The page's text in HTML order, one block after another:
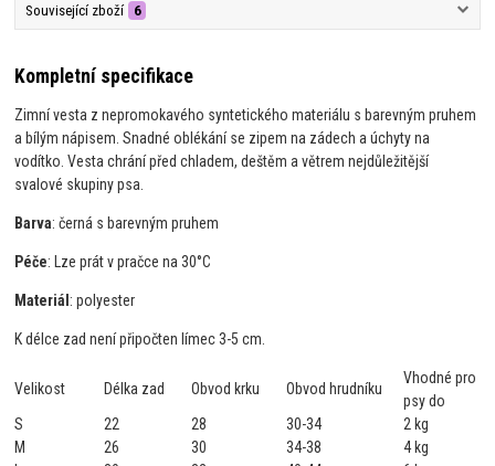
Související zboží 6
Kompletní specifikace
Zimní vesta z nepromokavého syntetického materiálu s barevným pruhem
a bílým nápisem. Snadné oblékání se zipem na zádech a úchyty na
vodítko. Vesta chrání před chladem, deštěm a větrem nejdůležitější
svalové skupiny psa.
Barva: černá s barevným pruhem
Péče: Lze prát v pračce na 30°C
Materiál : polyester
K délce zad není připočten límec 3-5 cm.
Velikost Délka zad Obvod krku Obvod hrudníku
Vhodné pro
psy do
S
22 28 30-34
2 kg
M
26 30 34-38
4 kg